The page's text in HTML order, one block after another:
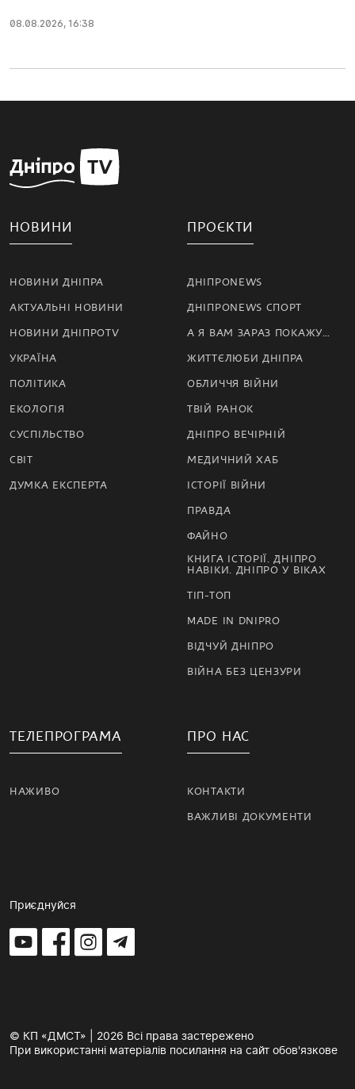
08.08.2026, 16:38
НОВИНИ
НОВИНИ ДНІПРА
АКТУАЛЬНІ НОВИНИ
НОВИНИ ДНІПРОTV
УКРАЇНА
ПОЛІТИКА
ЕКОЛОГІЯ
СУСПІЛЬСТВО
СВІТ
ДУМКА ЕКСПЕРТА
ПРОЄКТИ
ДНІПРОNEWS
ДНІПРОNEWS СПОРТ
А Я ВАМ ЗАРАЗ ПОКАЖУ…
ЖИТТЄЛЮБИ ДНІПРА
ОБЛИЧЧЯ ВІЙНИ
ТВІЙ РАНОК
ДНІПРО ВЕЧІРНІЙ
МЕДИЧНИЙ ХАБ
ІСТОРІЇ ВІЙНИ
ПРАВДА
ФАЙНО
КНИГА ІСТОРІЇ. ДНІПРО
НАВІКИ. ДНІПРО У ВІКАХ
ТІП-ТОП
MADE IN DNIPRO
ВІДЧУЙ ДНІПРО
ВІЙНА БЕЗ ЦЕНЗУРИ
ТЕЛЕПРОГРАМА
НАЖИВО
ПРО НАС
КОНТАКТИ
ВАЖЛИВІ ДОКУМЕНТИ
Приєднуйся
© КП «ДМСТ» | 2026 Всі права застережено
При використанні матеріалів посилання на сайт обов'язкове